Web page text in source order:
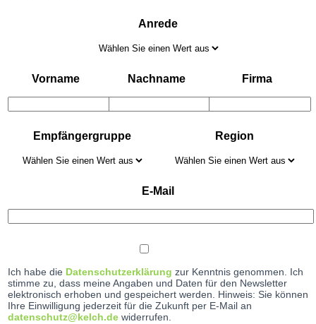
Anrede
Vorname Nachname Firma
Empfängergruppe Region
E-Mail
Ich habe die Datenschutzerklärung zur Kenntnis genommen. Ich
stimme zu, dass meine Angaben und Daten für den Newsletter
elektronisch erhoben und gespeichert werden. Hinweis: Sie können
Ihre Einwilligung jederzeit für die Zukunft per E-Mail an
datenschutz@kelch.de widerrufen.